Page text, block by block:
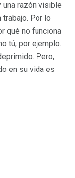
una razón visible
trabajo. Por lo
qué no funciona
tú, por ejemplo.
Pero,
en su vida es